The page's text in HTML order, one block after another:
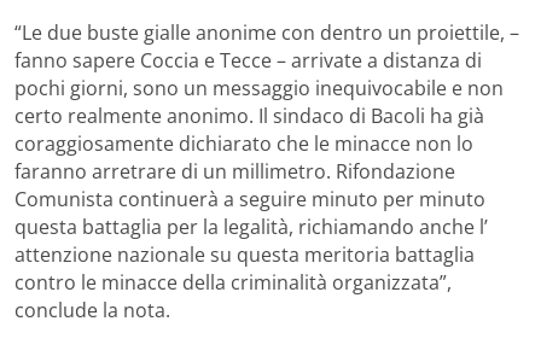
“Le due buste gialle anonime con dentro un proiettile, –
fanno sapere Coccia e Tecce – arrivate a distanza di
pochi giorni, sono un messaggio inequivocabile e non
certo realmente anonimo. Il sindaco di Bacoli ha già
coraggiosamente dichiarato che le minacce non lo
faranno arretrare di un millimetro. Rifondazione
Comunista continuerà a seguire minuto per minuto
questa battaglia per la legalità, richiamando anche l’
attenzione nazionale su questa meritoria battaglia
contro le minacce della criminalità organizzata”,
conclude la nota.